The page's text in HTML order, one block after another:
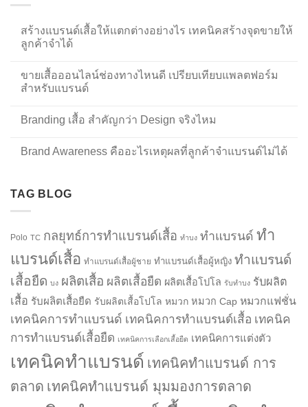
สร้างแบรนด์เสื้อให้แตกต่างอย่างไร เทคนิคสร้างจุดขายให้
ลูกค้าจำได้
ขายเสื้อออนไลน์ช่องทางไหนดี เปรียบเทียบแพลตฟอร์ม
สำหรับแบรนด์
Branding เสื้อ สำคัญกว่า Design จริงไหม
Brand Awareness คืออะไรเหตุผลที่ลูกค้าจำแบรนด์ไม่ได้
TAG BLOG
Polo TC กลยุทธ์การทำแบรนด์เสื้อ ทำบง ทำแบรนด์ ทำ
แบรนด์เสื้อ ทำแบรนด์เสื้อผู้ชาย ทำแบรนด์เสื้อผู้หญิง ทำแบรนด์
เสื้อยืด บง ผลิตเสื้อ ผลิตเสื้อยืด ผลิตเสื้อโปโล รับทำบง รับผลิต
เสื้อ รับผลิตเสื้อยืด รับผลิตเสื้อโปโล หมวก หมวก Cap หมวกแฟชั่น
เทคนิคการทำแบรนด์ เทคนิคการทำแบรนด์เสื้อ เทคนิค
การทำแบรนด์เสื้อยืด เทคนิคการเลือกเสื้อยืด เทคนิคการแต่งตัว
เทคนิคทำแบรนด์ เทคนิคทำแบรนด์ การ
ตลาด เทคนิคทำแบรนด์ มุมมองการตลาด